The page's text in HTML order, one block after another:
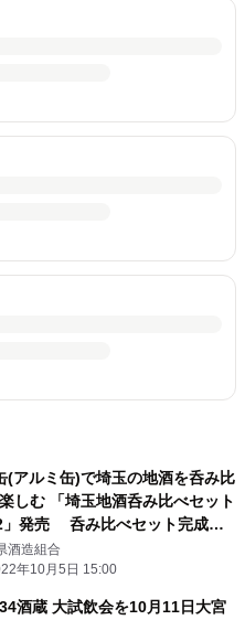
(アルミ缶)で埼玉の地酒を呑み比
しむ 「埼玉地酒呑み比べセット
」発売 呑み比べセット完成披
会も川越 小江戸蔵里にて開催
酒造組合
年10月5日 15:00
酒蔵 大試飲会を10月11日大宮